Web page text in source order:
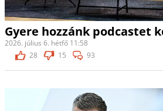
Gyere hozzánk podcastet
2026. július 6. hétfő 11:58
28
15 93